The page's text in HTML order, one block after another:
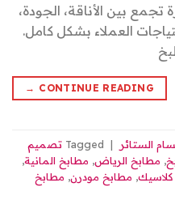
بين الأناقة، الجودة،
العملاء بشكل كامل.
CONTINUE READING
→
الستائر |
Tagged تصميم
, مطابخ الرياض, مطابخ المانية,
, مطابخ مودرن, مطابخ